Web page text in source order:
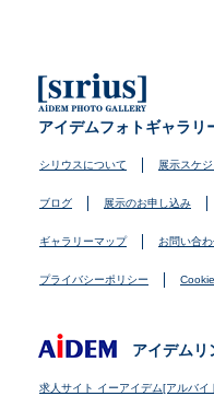
アイデムフォトギャラリ
シリウスについて 展示スケ
ブログ 展示のお申し込み
ギャラリーマップ お問い合
プライバシーポリシー
アイデムリ
求人サイト イーアイデム[アルバイ